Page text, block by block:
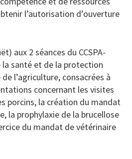
l’autorisation d’ouverture
aux 2 séances du CCSPA-
santé et de la protection
l’agriculture, consacrées à
concernant les visites
porcins, la création du mandat
la prophylaxie de la brucellose
du mandat de vétérinaire